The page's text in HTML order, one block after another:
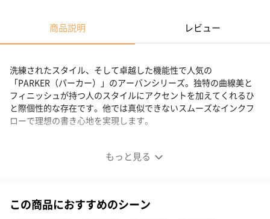
商品説明 レビュー
もっと見る
洗練されたスタイル、そして卓越した機能性で人気の
「PARKER（パーカー）」のアーバンシリーズ。独特の曲線美と
フィニッシュが持つ人のスタイルにアクセントを加えてくれるひ
と際個性的な存在です。他では真似できないスムーズなインクフ
ローで理想の書き心地を実現します。
持つ人の個性を際立たせるスタイリッシュなボールペン
「PARKER（パーカー）」のアーバンシリーズ。1世紀以上に渡っ
て継承されてきた「PARKER」の伝統を新しい領域へと進化させ
この商品におすすめのシーン